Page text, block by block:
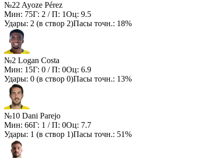
№22 Ayoze Pérez
Мин: 75Г: 2 / П: 1Оц: 9.5
Удары: 2 (в створ 2)Пасы точн.: 18%
№2 Logan Costa
Мин: 15Г: 0 / П: 0Оц: 6.9
Удары: 0 (в створ 0)Пасы точн.: 13%
№10 Dani Parejo
Мин: 66Г: 1 / П: 0Оц: 7.7
Удары: 1 (в створ 1)Пасы точн.: 51%